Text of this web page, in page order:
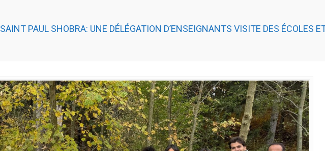
SAINT PAUL SHOBRA: UNE DÉLÉGATION D’ENSEIGNANTS VISITE DES ÉCOLES